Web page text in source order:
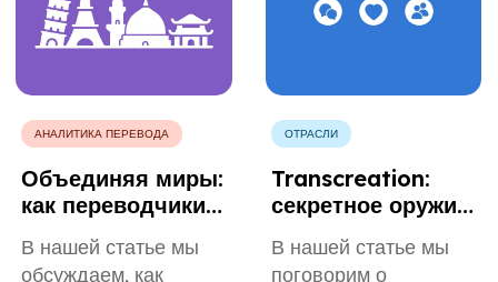
АНАЛИТИКА ПЕРЕВОДА
Объединяя миры:
как переводчики
культурные
В нашей статье мы
обсуждаем, как
ОТРАСЛИ
Transcreation:
секретное оружие
маркетинга
В нашей статье мы
поговорим о